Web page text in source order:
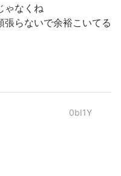
ゃなくね
らないで余裕こいてる
0bI1Y